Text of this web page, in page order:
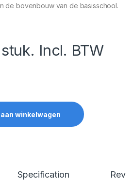
de bovenbouw van de basisschool.
Incl. BTW
6-8 quantity
winkelwagen
Specification